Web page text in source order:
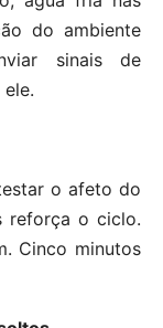
do ambiente
sinais de
o afeto do
reforça o ciclo.
Cinco minutos